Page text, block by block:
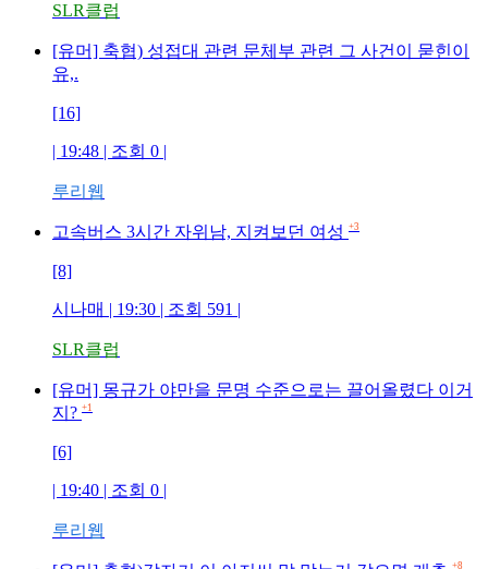
SLR클럽
[유머] 축협) 성접대 관련 문체부 관련 그 사건이 묻힌이
유,.
[16]
| 19:48 | 조회 0 |
루리웹
고속버스 3시간 자위남, 지켜보던 여성 +3
[8]
시나매 | 19:30 | 조회 591 |
SLR클럽
[유머] 몽규가 야만을 문명 수준으로는 끌어올렸다 이거
지? +1
[6]
| 19:40 | 조회 0 |
루리웹
+8